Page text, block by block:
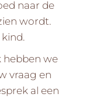
naar de
wordt.
hebben we
vraag en
al een